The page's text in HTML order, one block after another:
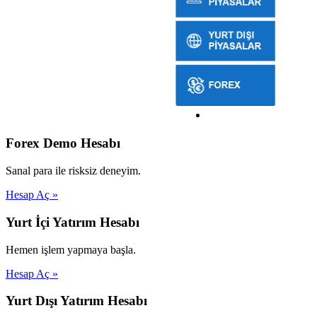
Forex Demo Hesabı
Sanal para ile risksiz deneyim.
Hesap Aç »
Yurt İçi Yatırım Hesabı
Hemen işlem yapmaya başla.
Hesap Aç »
Yurt Dışı Yatırım Hesabı